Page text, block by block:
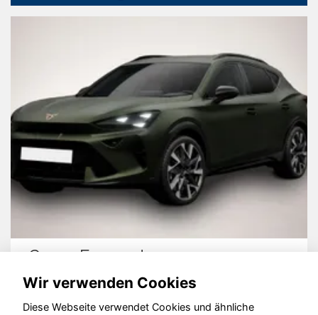
Cupra Formentor
Wir verwenden Cookies
Diese Webseite verwendet Cookies und ähnliche